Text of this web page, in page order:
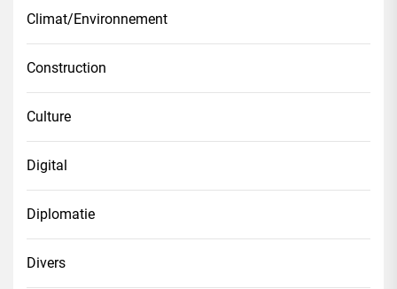
Climat/Environnement
Construction
Culture
Digital
Diplomatie
Divers